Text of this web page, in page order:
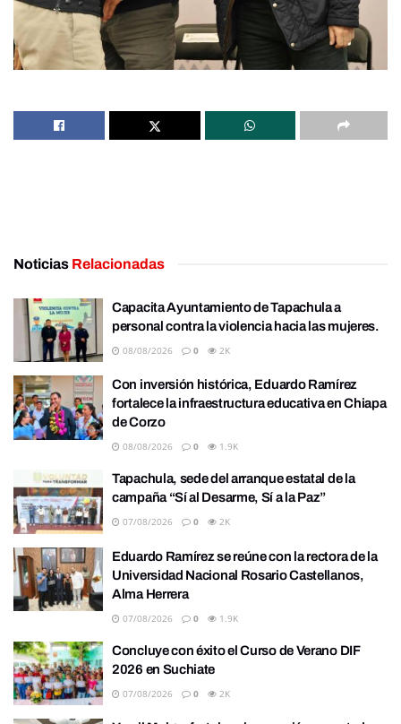
Noticias Relacionadas
Capacita Ayuntamiento de Tapachula a
personal contra la violencia hacia las mujeres.
08/08/2026 0 2K
Con inversión histórica, Eduardo Ramírez
fortalece la infraestructura educativa en Chiapa
de Corzo
08/08/2026 0 1.9K
Tapachula, sede del arranque estatal de la
campaña “Sí al Desarme, Sí a la Paz”
07/08/2026 0 2K
Eduardo Ramírez se reúne con la rectora de la
Universidad Nacional Rosario Castellanos,
Alma Herrera
07/08/2026 0 1.9K
Concluye con éxito el Curso de Verano DIF
2026 en Suchiate
07/08/2026 0 2K